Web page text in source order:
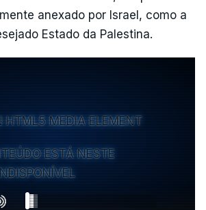
anexado por Israel, como a
Estado da Palestina.
HTML5 MEDIA ELEMENT
ESTÁ NESTE